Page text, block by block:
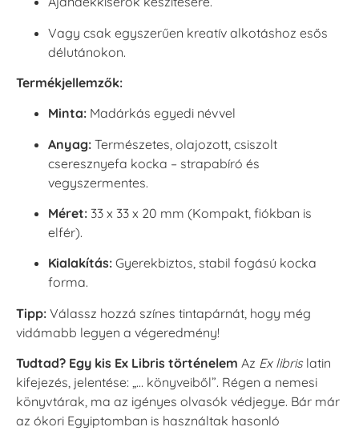
Vagy csak egyszerűen kreatív alkotáshoz esős
délutánokon.
Termékjellemzők:
Minta: Madárkás egyedi névvel
Anyag: Természetes, olajozott, csiszolt
cseresznyefa kocka – strapabíró és
vegyszermentes.
Méret: 33 x 33 x 20 mm (Kompakt, fiókban is
elfér).
Kialakítás: Gyerekbiztos, stabil fogású kocka
forma.
Tipp: Válassz hozzá színes tintapárnát, hogy még
vidámabb legyen a végeredmény!
Tudtad? Egy kis Ex Libris történelem Az Ex libris latin
kifejezés, jelentése: „… könyveiből”. Régen a nemesi
könyvtárak, ma az igényes olvasók védjegye. Bár már
az ókori Egyiptomban is használtak hasonló